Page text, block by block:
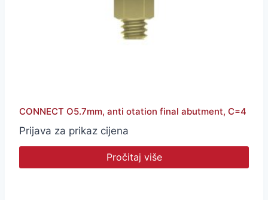
CONNECT O5.7mm, anti otation final abutment, C=4
Prijava za prikaz cijena
Pročitaj više